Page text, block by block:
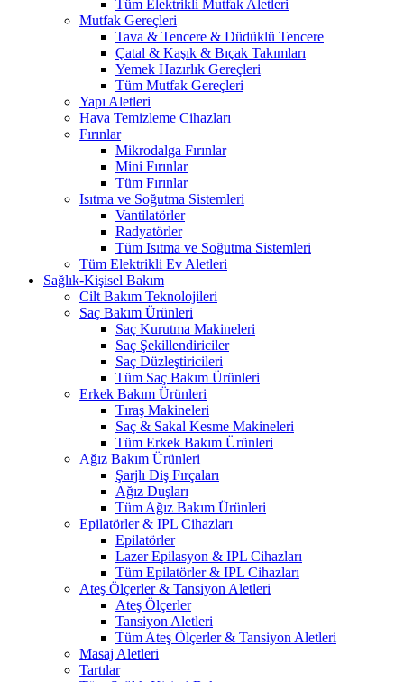
Tüm Elektrikli Mutfak Aletleri
Mutfak Gereçleri
Tava & Tencere & Düdüklü Tencere
Çatal & Kaşık & Bıçak Takımları
Yemek Hazırlık Gereçleri
Tüm Mutfak Gereçleri
Yapı Aletleri
Hava Temizleme Cihazları
Fırınlar
Mikrodalga Fırınlar
Mini Fırınlar
Tüm Fırınlar
Isıtma ve Soğutma Sistemleri
Vantilatörler
Radyatörler
Tüm Isıtma ve Soğutma Sistemleri
Tüm Elektrikli Ev Aletleri
Sağlık-Kişisel Bakım
Cilt Bakım Teknolojileri
Saç Bakım Ürünleri
Saç Kurutma Makineleri
Saç Şekillendiriciler
Saç Düzleştiricileri
Tüm Saç Bakım Ürünleri
Erkek Bakım Ürünleri
Tıraş Makineleri
Saç & Sakal Kesme Makineleri
Tüm Erkek Bakım Ürünleri
Ağız Bakım Ürünleri
Şarjlı Diş Fırçaları
Ağız Duşları
Tüm Ağız Bakım Ürünleri
Epilatörler & IPL Cihazları
Epilatörler
Lazer Epilasyon & IPL Cihazları
Tüm Epilatörler & IPL Cihazları
Ateş Ölçerler & Tansiyon Aletleri
Ateş Ölçerler
Tansiyon Aletleri
Tüm Ateş Ölçerler & Tansiyon Aletleri
Masaj Aletleri
Tartılar